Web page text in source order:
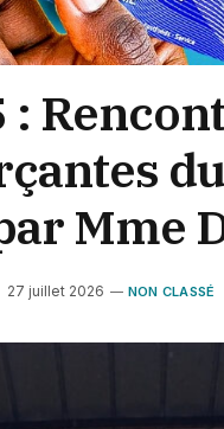
Mme
27 juillet 2026 NON CLASSÉ